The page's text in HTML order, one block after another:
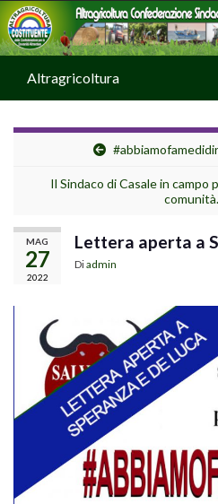
Altragricoltura
Il Sindaco di Casale in
comunità.
MAG
27
2022
Lettera aperta a
Diadmin